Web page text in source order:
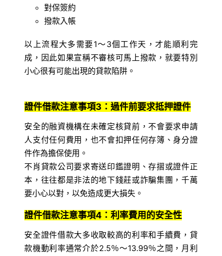
對保簽約
撥款入帳
以上流程大多需要1～3個工作天，才能順利完
成，因此如果宣稱不審核可馬上撥款，就要特別
小心很有可能出現的貸款陷阱。
證件借款注意事項3：過件前要求抵押證件
安全的融資機構在未確定核貸前，不會要求申請
人支付任何費用，也不會扣押任何存簿、身分證
件作為擔保使用。
不肖貸款公司要求寄送印鑑證明、存摺或證件正
本，往往都是非法的地下錢莊或詐騙集團，千萬
要小心以對，以免造成更大損失。
證件借款注意事項4：利率費用的安全性
安全證件借款大多收取較高的利率和手續費，貸
款機動利率通常介於2.5％～13.99％之間，月利